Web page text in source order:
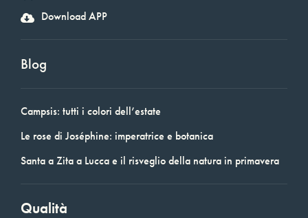
Download APP
Blog
Campsis: tutti i colori dell’estate
Le rose di Joséphine: imperatrice e botanica
Santa a Zita a Lucca e il risveglio della natura in primavera
Qualità